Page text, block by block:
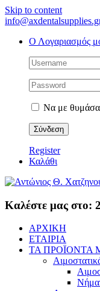
Skip to content
Ο Λογαριασμός
Να με
Register
Καλάθι
Καλέστε μας στο:
ΑΡΧΙΚΗ
ΕΤΑΙΡΙΑ
ΤΑ ΠΡΟΪΟΝΤΑ